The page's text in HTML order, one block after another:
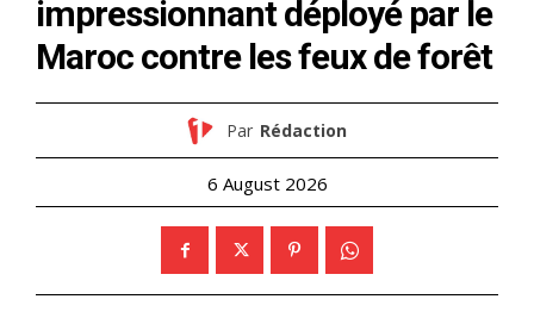
S'ABONNER MAINTENANT
Insight Publications
Formules d’abonnement